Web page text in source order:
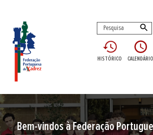
HISTÓRICO CALENDÁRIO
Encontre aqui o seu clube de